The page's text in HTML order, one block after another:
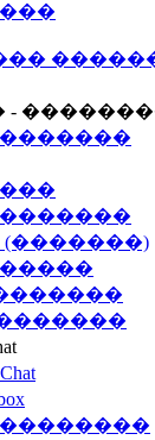
-
(�������)